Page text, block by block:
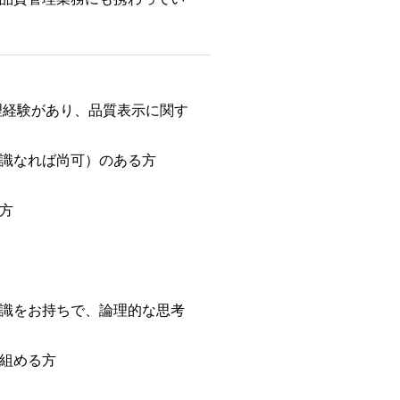
験があり、品質表示に関す
なれば尚可）のある方
をお持ちで、論理的な思考
める方